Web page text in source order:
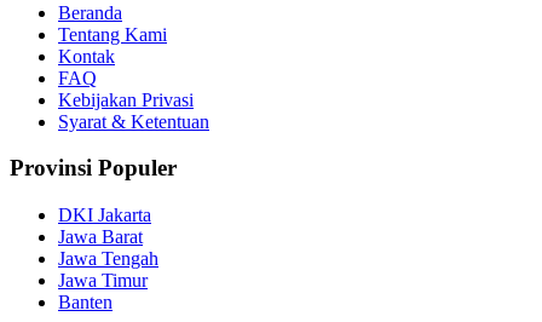
Beranda
Tentang Kami
Kontak
FAQ
Kebijakan Privasi
Syarat & Ketentuan
Provinsi Populer
DKI Jakarta
Jawa Barat
Jawa Tengah
Jawa Timur
Banten